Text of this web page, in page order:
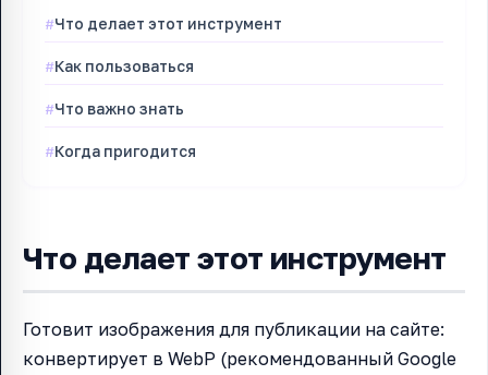
Что делает этот инструмент
Как пользоваться
Что важно знать
Когда пригодится
Что делает этот инструмент
Готовит изображения для публикации на сайте:
конвертирует в WebP (рекомендованный Google